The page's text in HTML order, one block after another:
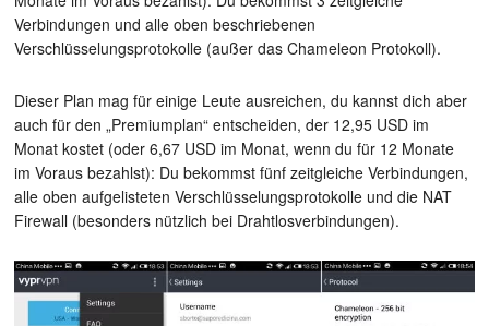
Verbindungen und alle oben beschriebenen
Verschlüsselungsprotokolle (außer das Chameleon Protokoll).
Dieser Plan mag für einige Leute ausreichen, du kannst dich aber
auch für den „Premiumplan“ entscheiden, der 12,95 USD im
Monat kostet (oder 6,67 USD im Monat, wenn du für 12 Monate
im Voraus bezahlst): Du bekommst fünf zeitgleiche Verbindungen,
alle oben aufgelisteten Verschlüsselungsprotokolle und die NAT
Firewall (besonders nützlich bei Drahtlosverbindungen).